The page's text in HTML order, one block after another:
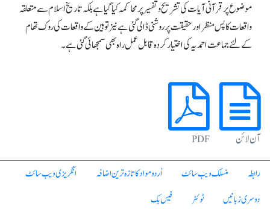
موضوع پر قرآنی آیات کی تشریح و تفسیر پر محاکمہ کیا گیا ہے بلکہ تاریخ اسلام سے متعلقہ
واقعات کا پس منظر اور حقیقت پر روشنی ڈالی گئی ہے نیز توہین کے واقعات کی روک تھام
کے لئے جماعت احمدیہ کی اختیار کردہ قابل عمل راہ بھی سمجھائی گئی ہے۔
آن لائن PDF
رابطہ منسلک ویب سائٹ اُردو مواد کا تازہ ترین اضافہ
انگریزی ویب سائٹ
دوسری زبانیں
ٹوئٹر فیس بک